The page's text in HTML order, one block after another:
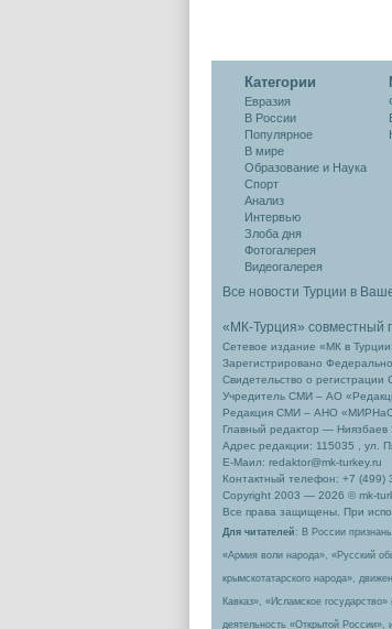
Категории
Евразия
В России
Популярное
В мире
Образование и Наука
Спорт
Анализ
Интервью
Злоба дня
Фотогалерея
Видеогалерея
Все новости Турции в
«МК-Турция» совместный
Сетевое издание «МК в
Зарегистрировано
Свидетельство о
Учредитель СМИ – АО
Редакция СМИ – АНО
Главный редактор —
Адрес редакции: 115035 , ул.
Е-Маил: redaktor@mk-turkey.ru
Контактный телефон: +7 (499)
Copyright 2003 — 2026 © mk-
Все права защищены. При
Для читателей : В России
«Армия воли народа», «Русский
крымскотатарского народа»,
Кавказ», «Исламское
деятельность «Открытой